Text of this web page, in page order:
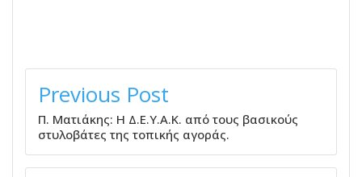
ΠΛΟΉΓΗΣΗ
ΆΡΘΡΩΝ
Previous Post
Π. Ματιάκης: Η Δ.Ε.Υ.Α.Κ. από τους βασικούς
στυλοβάτες της τοπικής αγοράς.